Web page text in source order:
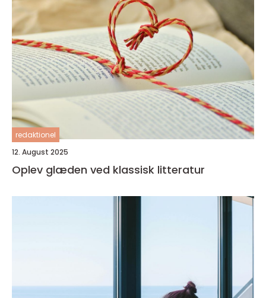
redaktionel
12. August 2025
Oplev glæden ved klassisk litteratur